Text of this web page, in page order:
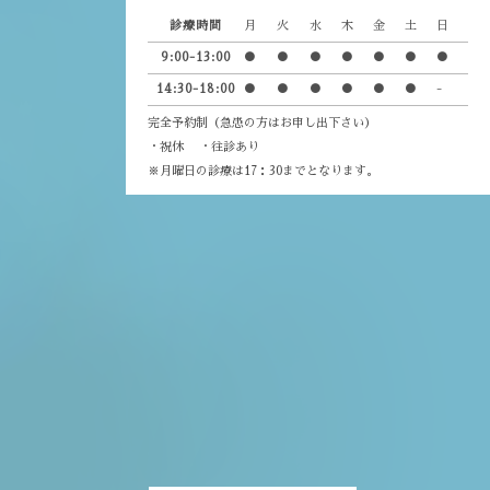
診療時間 月 火 水 木 金 土 日
9:00-13:00 ● ● ● ● ● ● ●
14:30-18:00 ● ● ● ● ● ● -
完全予約制（急患の方はお申し出下さい）
・祝休 ・往診あり
※月曜日の診療は17：30までとなります。